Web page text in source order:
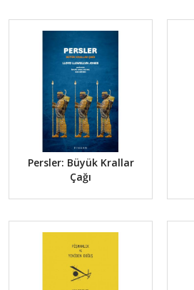
Persler: Büyük Krallar
Çağı